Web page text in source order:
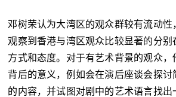
邓树荣认为大湾区的观众群较有流动
观察到香港与湾区观众比较显著的分别
方式和态度。对于有艺术背景的观众
背后的意义，例如会在演后座谈会探讨
的内容，并试图对剧中的艺术语言找出